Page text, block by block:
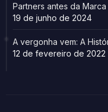
Partners antes da
19 de junho de 2024
A vergonha vem: A
12 de fevereiro de 2022